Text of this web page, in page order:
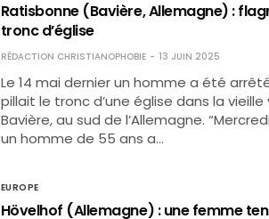
Ratisbonne (Bavière, Allemagne) :
tronc d’église
RÉDACTION CHRISTIANOPHOBIE 13 JUIN 2025
Le 14 mai dernier un homme a été
pillait le tronc d’une église dans la
Bavière, au sud de l’Allemagne.
un homme de 55 ans a…
EUROPE
Hövelhof (Allemagne) : une femme